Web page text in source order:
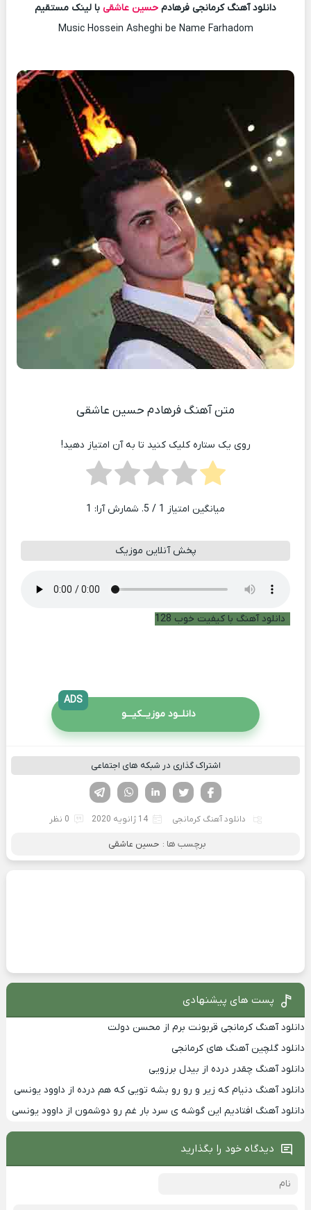
دانلود آهنگ کرمانجی فرهادم حسین عاشقی با لینک مستقیم
Music Hossein Asheghi be Name Farhadom
متن آهنگ فرهادم حسین عاشقی
روی یک ستاره کلیک کنید تا به آن امتیاز دهید!
میانگین امتیاز 1 / 5. شمارش آرا: 1
پخش آنلاین موزیک
دانلود آهنگ با کیفیت خوب 128
دانلــود موزیــکیـــو
ADS
اشتراک گذاری در شبکه های اجتماعی
لینکدین تویتر
فیسوک
دانلود آهنگ کرمانجی 14 ژانویه 2020 0 نظر
برچسب ها : حسین عاشقی
پست های پیشنهادی
دانلود آهنگ کرمانجی قربونت برم از محسن دولت
دانلود گلچین آهنگ های کرمانجی
دانلود آهنگ چقدر درده از بیدل برزویی
دانلود آهنگ دنیام که زیر و رو رو بشه تویی که هم درده از داوود یونسی
دانلود آهنگ افتادیم این گوشه ی سرد بار غم رو دوشمون از داوود یونسی
دیدگاه خود را بگذارید